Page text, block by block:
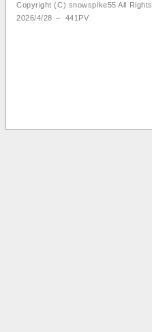
Copyright (C) snowspike55 All
2026/4/28 ～ 441PV